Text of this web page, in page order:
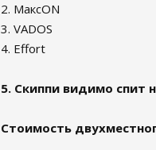
2. MaксON
3. VADOS
4. Effort
5. Скиппи видимо спит
Стоимость